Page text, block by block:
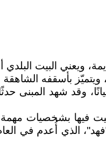
البيت البلدي
فخم يمثّل تحفةً معماريةً تنقلك إلى العصر الذهبي للتشيك وأوروبا في
وقد شهد المبنى
فيها بشخصيات